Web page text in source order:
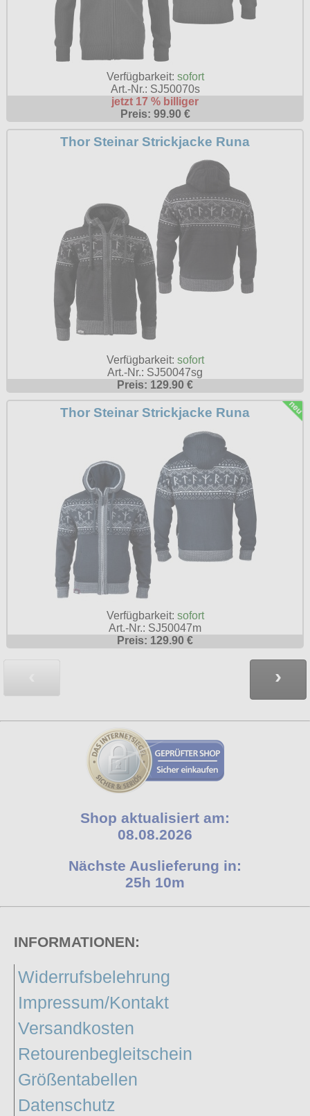
Verfügbarkeit: sofort
Art.-Nr.: SJ50070s
jetzt 17 % billiger
Preis: 99.90 €
Thor Steinar Strickjacke Runa
Verfügbarkeit: sofort
Art.-Nr.: SJ50047sg
Preis: 129.90 €
Thor Steinar Strickjacke Runa
Verfügbarkeit: sofort
Art.-Nr.: SJ50047m
Preis: 129.90 €
›
Shop aktualisiert am:
08.08.2026
Nächste Auslieferung in:
25h 10m
INFORMATIONEN:
Widerrufsbelehrung
Impressum/Kontakt
Versandkosten
Retourenbegleitschein
Größentabellen
Datenschutz